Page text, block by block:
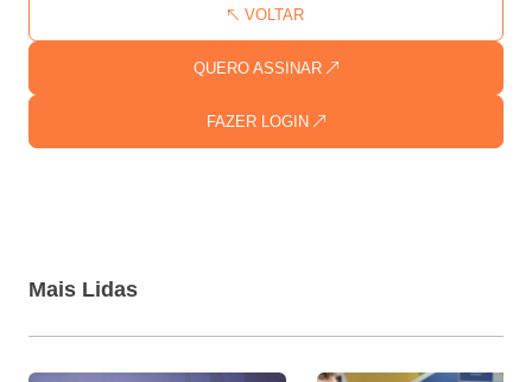
FAZER LOGIN
QUERO ASSINAR
VOLTAR
Mais Lidas